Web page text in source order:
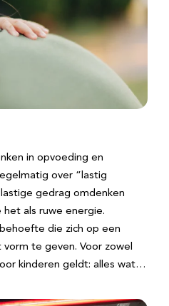
in opvoeding en
over “lastig
gedrag omdenken
het als ruwe energie.
die zich op een
te geven. Voor zowel
kinderen geldt: alles wat…